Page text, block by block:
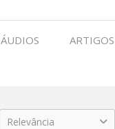
ÁUDIOS ARTIGOS
Relevância